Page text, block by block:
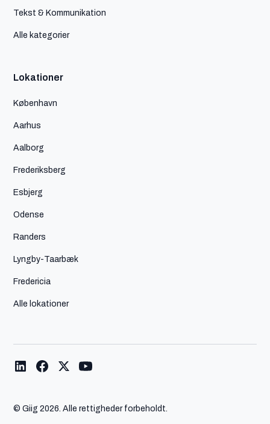
Tekst & Kommunikation
Alle kategorier
Lokationer
København
Aarhus
Aalborg
Frederiksberg
Esbjerg
Odense
Randers
Lyngby-Taarbæk
Fredericia
Alle lokationer
© Giig2026. Alle rettigheder forbeholdt.